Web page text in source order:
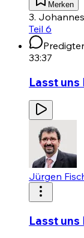
Merken
3. Johannes
Teil 6
33:37
Lasst uns
Jürgen
Lasst uns